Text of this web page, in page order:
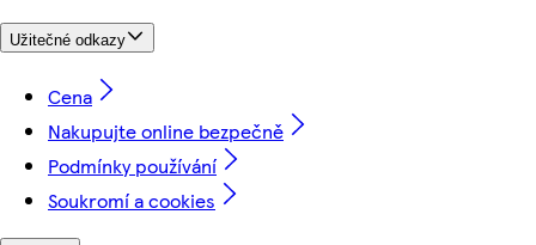
Užitečné odkazy
Cena
Nakupujte online bezpečně
Podmínky používání
Soukromí a cookies